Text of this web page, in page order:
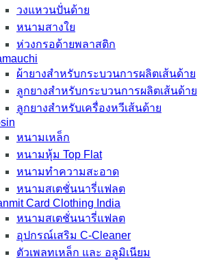
วงแหวนปั่นด้าย
หนามสางใย
ห่วงกรอด้ายพลาสติก
ผ้ายางสำหรับกระบวนการผลิตเส้นด้าย
ลูกยางสำหรับกระบวนการผลิตเส้นด้าย
ลูกยางสำหรับเครื่องหวีเส้นด้าย
หนามเหล็ก
หนามหุ้ม Top Flat
หนามทำความสะอาด
หนามสเตชั่นนารี่แฟลต
Card Clothing India
หนามสเตชั่นนารี่แฟลต
อุปกรณ์เสริม C-Cleaner
ตัวเพลทเหล็ก และ อลูมิเนียม